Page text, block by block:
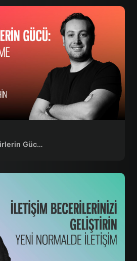
Sıradışı Fikirlerin Gücü: Yaratıcı Düşünme Teknikleri